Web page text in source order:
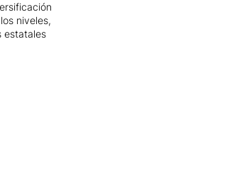
niveles,
estatales